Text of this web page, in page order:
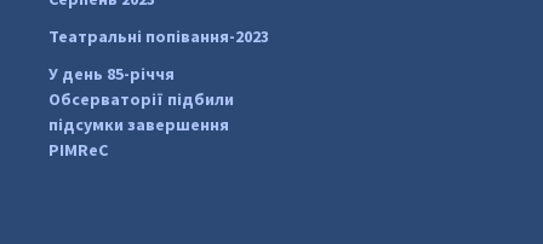
Театральні попівання-2023
У день 85-річчя
Обсерваторії підбили
підсумки завершення
PIMReC